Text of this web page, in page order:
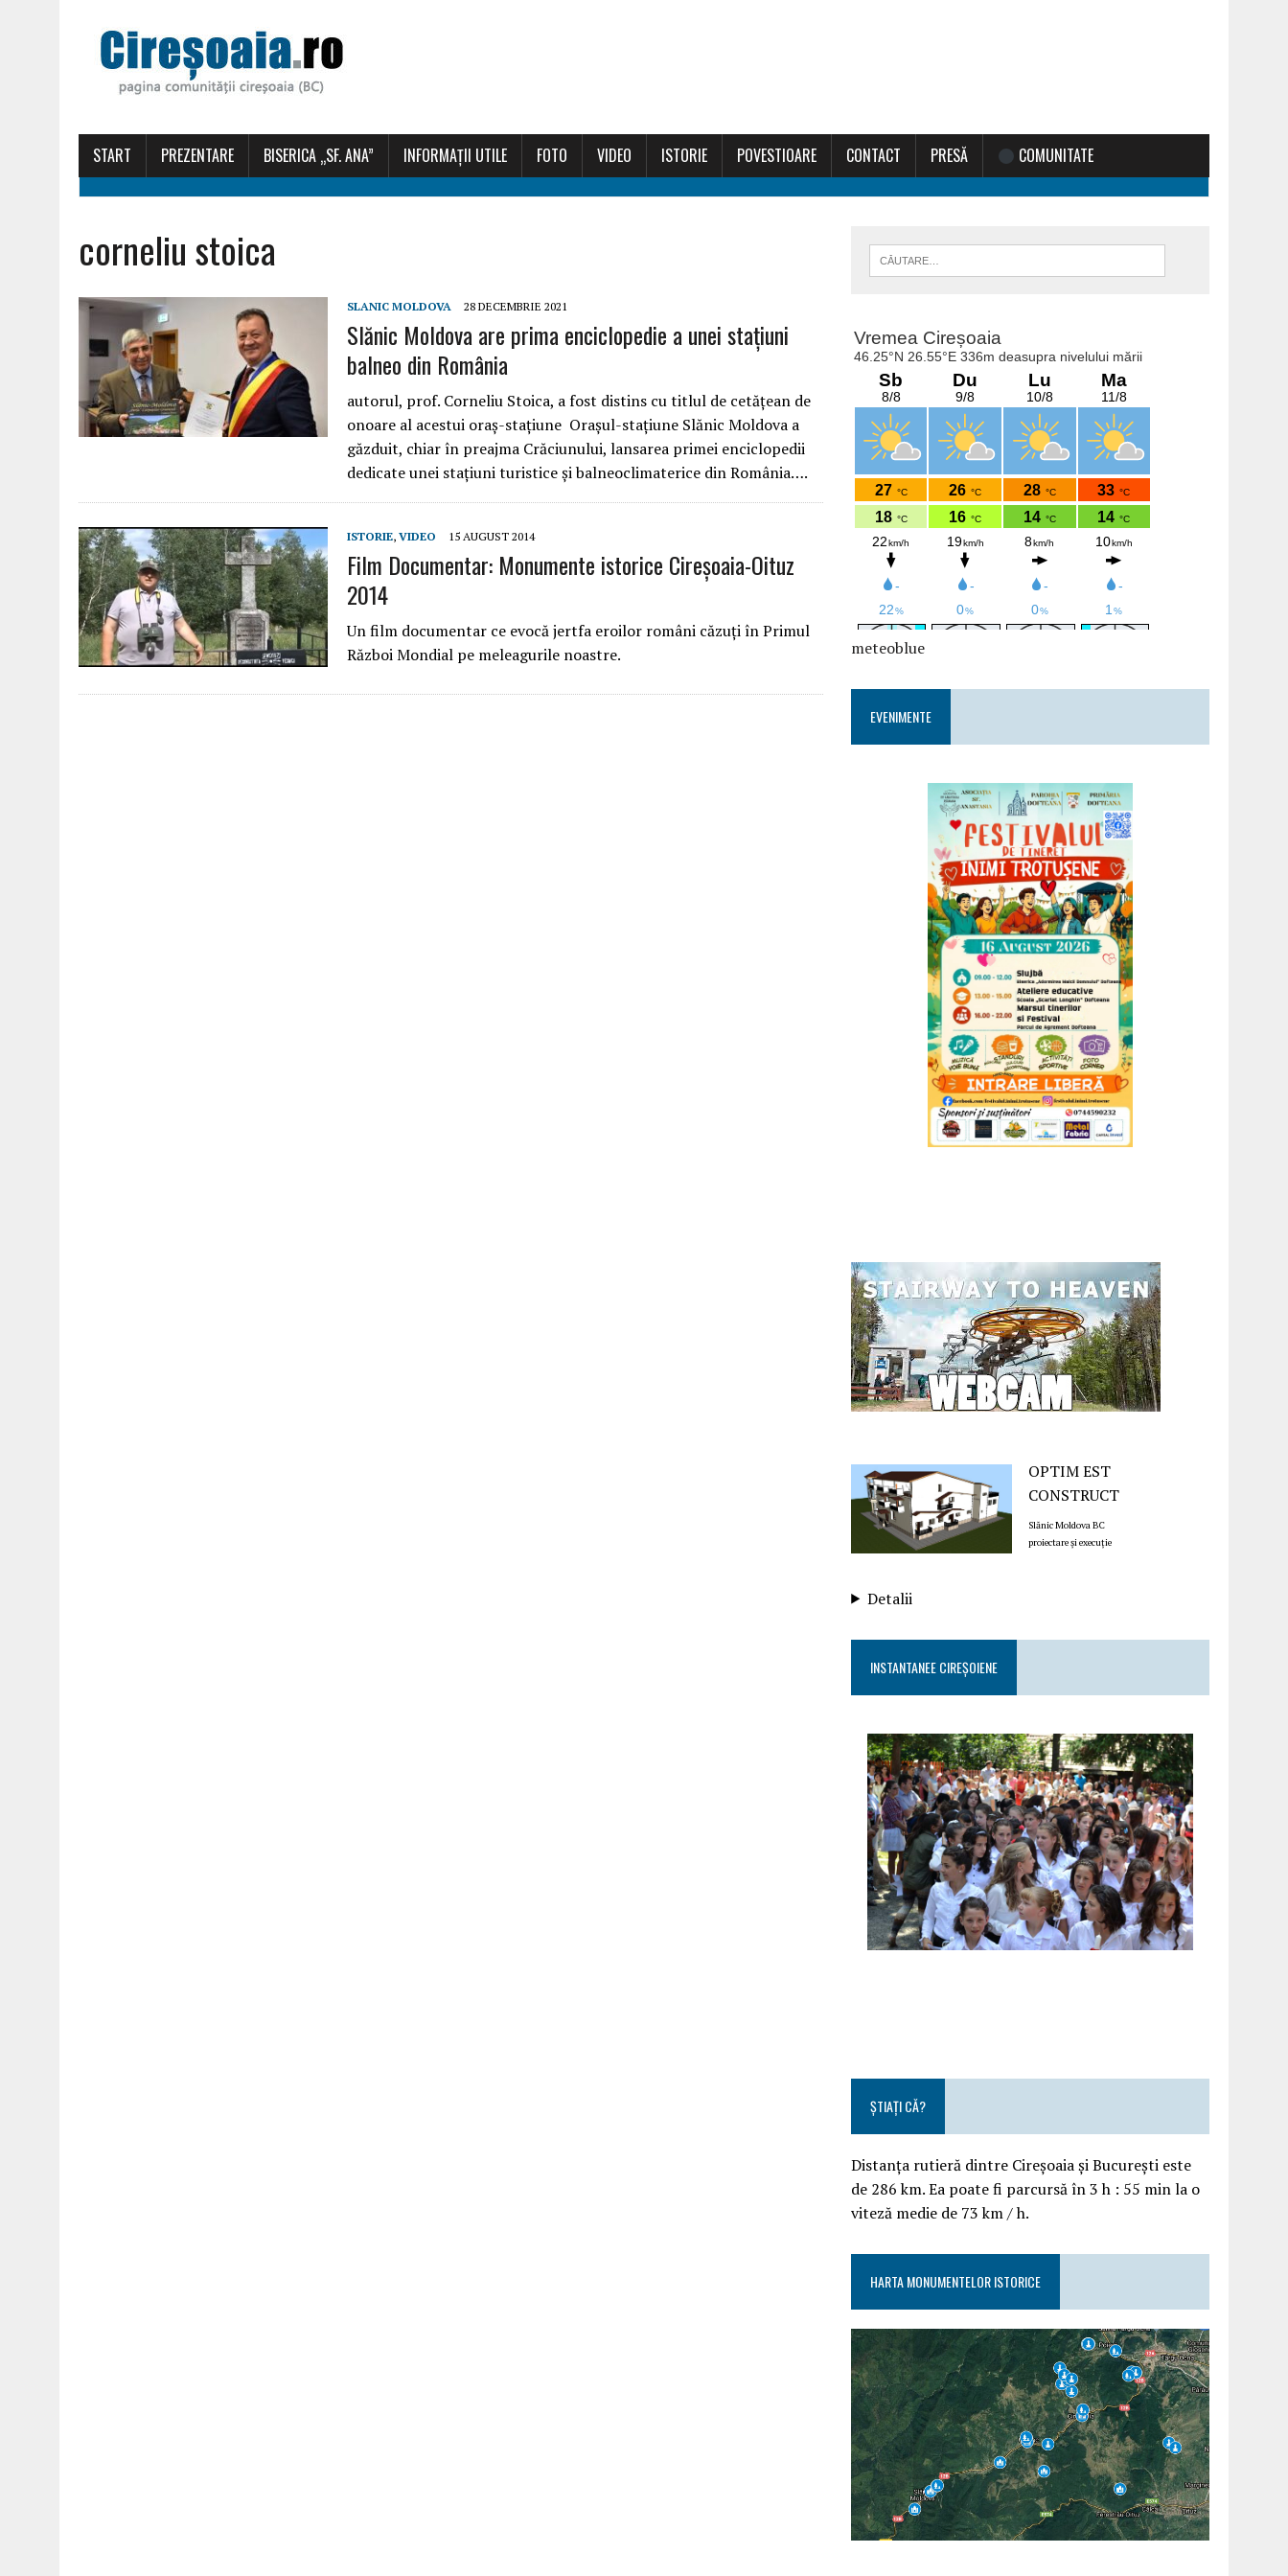
START PREZENTARE BISERICA „SF. ANA” INFORMAȚII UTILE FOTO VIDEO ISTORIE POVESTIOARE CONTACT PRESĂ COMUNITATE
corneliu stoica
SLANIC MOLDOVA 28 DECEMBRIE 2021
Slănic Moldova are prima enciclopedie a unei stațiuni
balneo din România
autorul, prof. Corneliu Stoica, a fost distins cu titlul de cetățean de
onoare al acestui oraș-stațiune Orașul-stațiune Slănic Moldova a
găzduit, chiar în preajma Crăciunului, lansarea primei enciclopedii
dedicate unei stațiuni turistice și balneoclimaterice din România….
ISTORIE, VIDEO 15 AUGUST 2014
Film Documentar: Monumente istorice Cireșoaia-Oituz
2014
Un film documentar ce evocă jertfa eroilor români căzuți în Primul
Război Mondial pe meleagurile noastre.
meteoblue
EVENIMENTE
OPTIM EST
CONSTRUCT
Slănic Moldova BC
proiectare și execuție
Detalii
INSTANTANEE CIREȘOIENE
ȘTIAȚI CĂ?
Distanța rutieră dintre Cireșoaia și București este
de 286 km. Ea poate fi parcursă în 3 h : 55 min la o
viteză medie de 73 km / h.
HARTA MONUMENTELOR ISTORICE